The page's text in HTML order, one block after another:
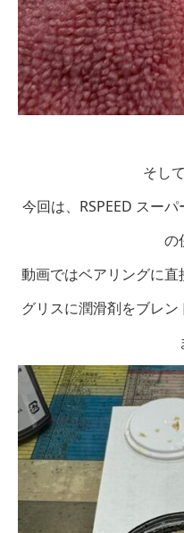
そし
今回は、RSPEED スー
の
動画ではベアリングに
グリスに潤滑剤をブレ